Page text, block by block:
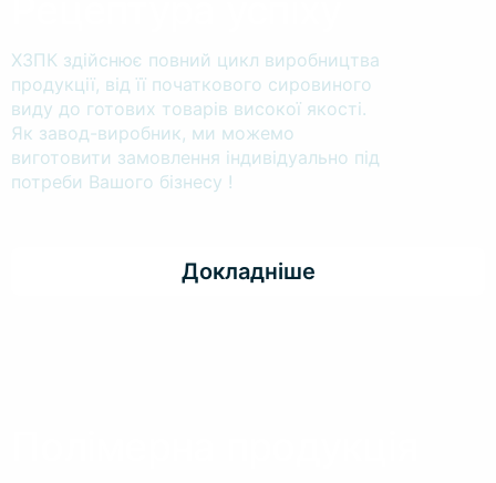
ХЗПК здійснює повний цикл виробництва
продукції, від її початкового сировиного
виду до готових товарів високої якості.
Як завод-виробник, ми можемо
виготовити замовлення індивідуально під
потреби Вашого бізнесу !
Докладніше